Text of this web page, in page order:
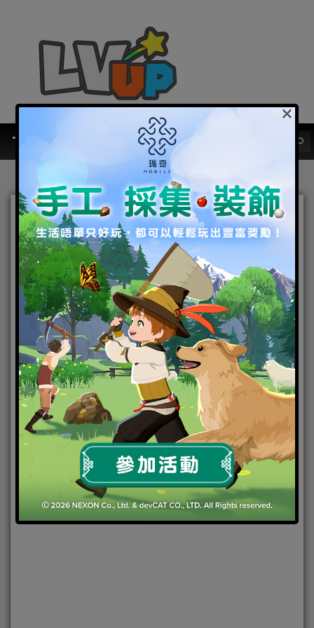
《封神戰天門》改版「諸神
爭霸」全新金將釋出 封神祭
超值贈送
2019-05-08|Android,IOS,好康活動 手機遊戲,焦點新聞
封神戰天門
×